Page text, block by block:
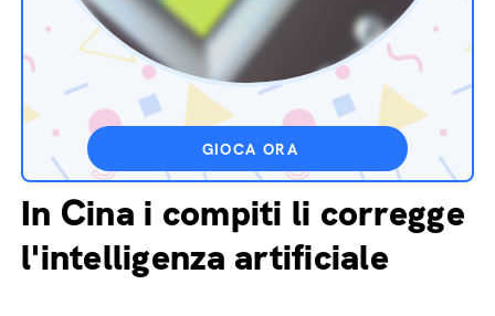
GIOCA ORA
In Cina i compiti li corregge
l'intelligenza artificiale